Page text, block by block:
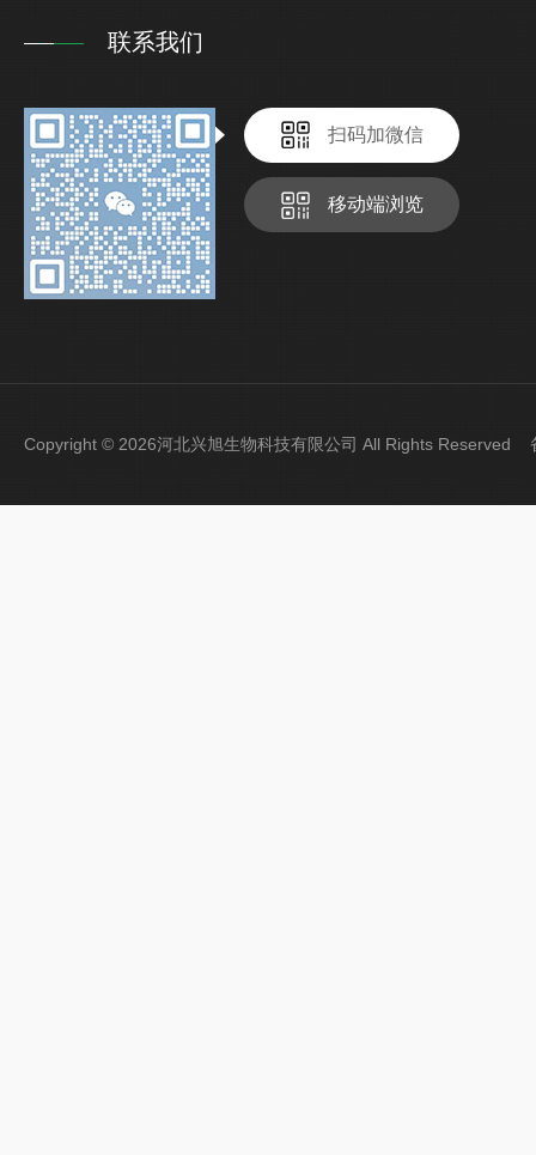
联系我们
扫码加微信
移动端浏览
Copyright © 2026河北兴旭生物科技有限公司 All Rights Reserved